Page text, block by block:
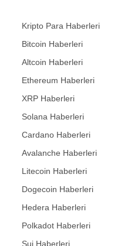
Kripto Para Haberleri
Bitcoin Haberleri
Altcoin Haberleri
Ethereum Haberleri
XRP Haberleri
Solana Haberleri
Cardano Haberleri
Avalanche Haberleri
Litecoin Haberleri
Dogecoin Haberleri
Hedera Haberleri
Polkadot Haberleri
Sui Haberleri